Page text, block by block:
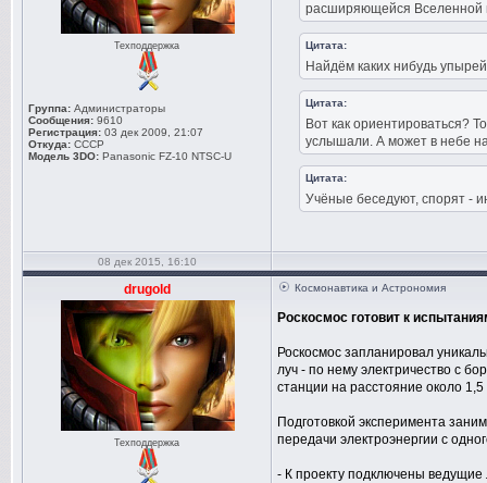
Техподдержка
Группа: Администраторы
Сообщения: 9610
Регистрация: 03 дек 2009, 21:07
Откуда: СССР
Модель 3DO: Panasonic FZ-10 NTSC-U
расширяющейся Вселенной
Цитата:
Найдём каких нибудь
Цитата:
Вот как ориентироваться?
услышали. А может в небе
Цитата:
Учёные беседуют, спорят -
08 дек 2015, 16:10
drugold
Техподдержка
Космонавтика и Астрономия
Роскосмос готовит к
Роскосмос запланировал
луч - по нему электричество с
станции на расстояние около 1,5
Подготовкой эксперимента
передачи электроэнергии с
- К проекту подключены ведущие